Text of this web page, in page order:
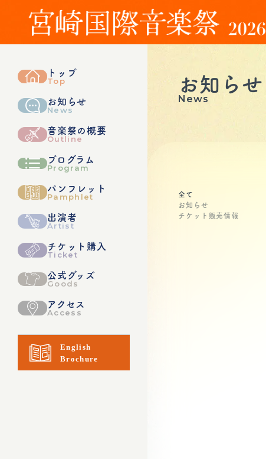
トップ
Top
お知らせ
News
音楽祭の概要
Outline
プログラム
Program
パンフレット
Pamphlet
出演者
Artist
チケット購入
Ticket
公式グッズ
Goods
アクセス
Access
お知らせ
News
全て
お知らせ
チケット販売情報